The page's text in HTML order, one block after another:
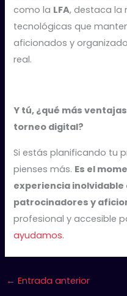
como la LFA, destaca la
tecnológicas que
aficionados y
real.
Y tú, ¿qué más
torneo digital?
Si estás planificando tu
pienses más. Es el
experiencia inolvidable
patrocinadores y
profesional y accesible
ayudamos.
← Entrada anterior